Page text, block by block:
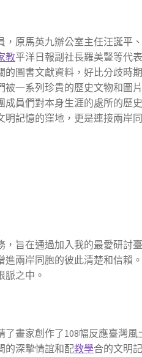
原馬英九辦公室主任汪誕平
教平洋日報副社長羅美豎等代
的圖書文獻資料，好比分歧
一系列珍貴的歷史文物和圖
員們對本身生涯的處所的
記憶的窪地，更是連接兩岸
旨在通過加入我的最愛研
兩岸同胞的彼此清楚和信
脈之中。
畫家創作了108幅反應臺灣
的深摯情誼和配教學合的文明